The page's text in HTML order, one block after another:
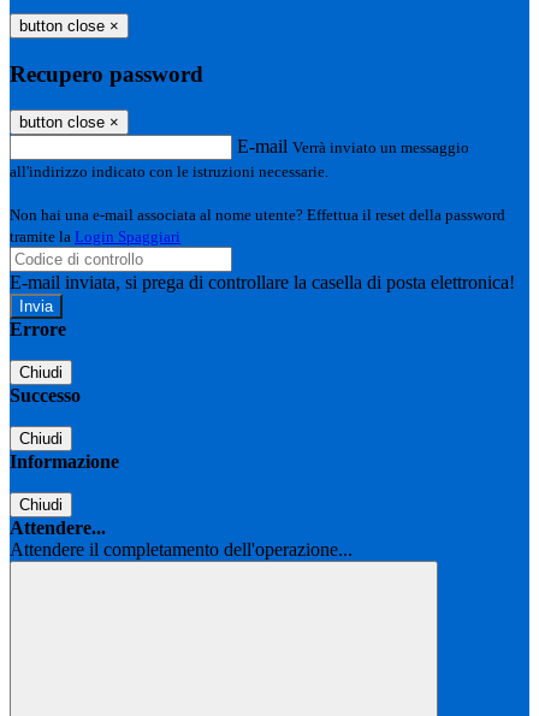
button close ×
Recupero password
button close ×
E-mail Verrà inviato un messaggio
all'indirizzo indicato con le istruzioni necessarie.
Non hai una e-mail associata al nome utente? Effettua il reset della password
tramite la Login Spaggiari
E-mail inviata, si prega di controllare la casella di posta elettronica!
Errore
Chiudi
Successo
Chiudi
Informazione
Chiudi
Attendere...
Attendere il completamento dell'operazione...